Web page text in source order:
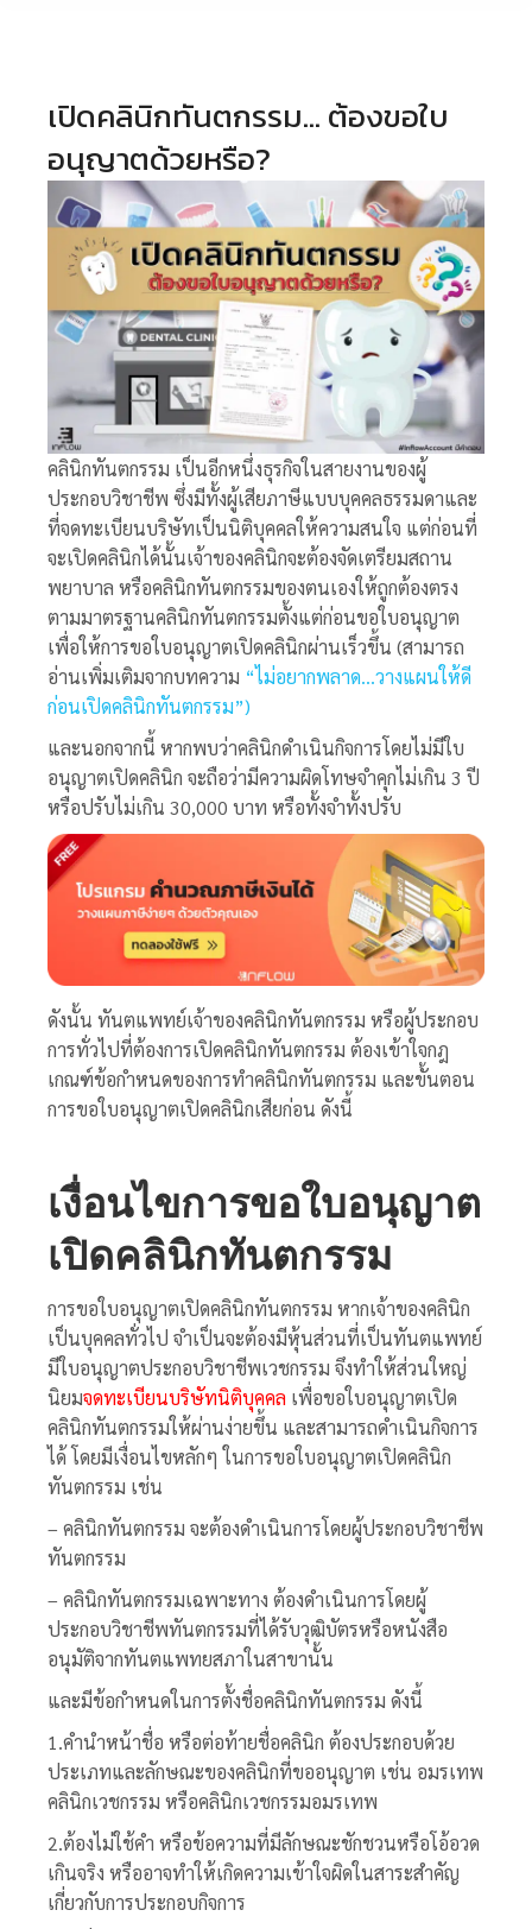
เปิดคลินิกทันตกรรม… ต้องขอใบ
อนุญาตด้วยหรือ?
คลินิกทันตกรรม เป็นอีกหนึ่งธุรกิจในสายงานของผู้
ประกอบวิชาชีพ ซึ่งมีทั้งผู้เสียภาษีแบบบุคคลธรรมดาและ
ที่จดทะเบียนบริษัทเป็นนิติบุคคลให้ความสนใจ แต่ก่อนที่
จะเปิดคลินิกได้นั้นเจ้าของคลินิกจะต้องจัดเตรียมสถาน
พยาบาล หรือคลินิกทันตกรรมของตนเองให้ถูกต้องตรง
ตามมาตรฐานคลินิกทันตกรรมตั้งแต่ก่อนขอใบอนุญาต
เพื่อให้การขอใบอนุญาตเปิดคลินิกผ่านเร็วขึ้น (สามารถ
อ่านเพิ่มเติมจากบทความ “ไม่อยากพลาด…วางแผนให้ดี
ก่อนเปิดคลินิกทันตกรรม”)
และนอกจากนี้ หากพบว่าคลินิกดำเนินกิจการโดยไม่มีใบ
อนุญาตเปิดคลินิก จะถือว่ามีความผิดโทษจำคุกไม่เกิน 3 ปี
หรือปรับไม่เกิน 30,000 บาท หรือทั้งจำทั้งปรับ
ดังนั้น ทันตแพทย์เจ้าของคลินิกทันตกรรม หรือผู้ประกอบ
การทั่วไปที่ต้องการเปิดคลินิกทันตกรรม ต้องเข้าใจกฎ
เกณฑ์ข้อกำหนดของการทำคลินิกทันตกรรม และขั้นตอน
การขอใบอนุญาตเปิดคลินิกเสียก่อน ดังนี้
เงื่อนไขการขอใบอนุญาต
เปิดคลินิกทันตกรรม
การขอใบอนุญาตเปิดคลินิกทันตกรรม หากเจ้าของคลินิก
เป็นบุคคลทั่วไป จำเป็นจะต้องมีหุ้นส่วนที่เป็นทันตแพทย์
มีใบอนุญาตประกอบวิชาชีพเวชกรรม จึงทำให้ส่วนใหญ่
นิยมจดทะเบียนบริษัทนิติบุคคล เพื่อขอใบอนุญาตเปิด
คลินิกทันตกรรมให้ผ่านง่ายขึ้น และสามารถดำเนินกิจการ
ได้ โดยมีเงื่อนไขหลักๆ ในการขอใบอนุญาตเปิดคลินิก
ทันตกรรม เช่น
– คลินิกทันตกรรม จะต้องดำเนินการโดยผู้ประกอบวิชาชีพ
ทันตกรรม
– คลินิกทันตกรรมเฉพาะทาง ต้องดำเนินการโดยผู้
ประกอบวิชาชีพทันตกรรมที่ได้รับวุฒิบัตรหรือหนังสือ
อนุมัติจากทันตแพทยสภาในสาขานั้น
และมีข้อกำหนดในการตั้งชื่อคลินิกทันตกรรม ดังนี้
1.คำนำหน้าชื่อ หรือต่อท้ายชื่อคลินิก ต้องประกอบด้วย
ประเภทและลักษณะของคลินิกที่ขออนุญาต เช่น อมรเทพ
คลินิกเวชกรรม หรือคลินิกเวชกรรมอมรเทพ
2.ต้องไม่ใช้คำ หรือข้อความที่มีลักษณะชักชวนหรือโอ้อวด
เกินจริง หรืออาจทำให้เกิดความเข้าใจผิดในสาระสำคัญ
เกี่ยวกับการประกอบกิจการ